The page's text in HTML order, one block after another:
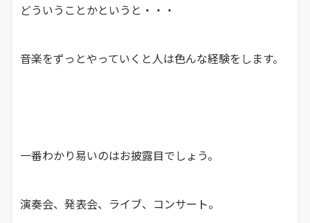
どういうことかというと・・・
音楽をずっとやっていくと人は色んな経験をします。
一番わかり易いのはお披露目でしょう。
演奏会、発表会、ライブ、コンサート。